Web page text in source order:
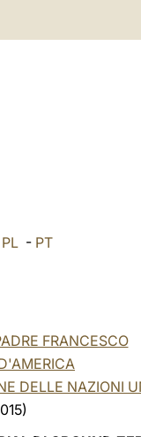
PL - PT
FRANCESCO
DELLE NAZIONI